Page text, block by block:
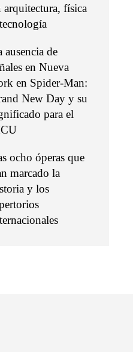
arquitectura, física
ausencia de
en Nueva
en Spider-Man:
New Day y su
para el
ocho óperas que
marcado la
y los